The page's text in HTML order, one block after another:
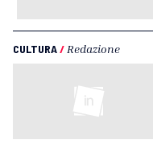
CULTURA/ Redazione